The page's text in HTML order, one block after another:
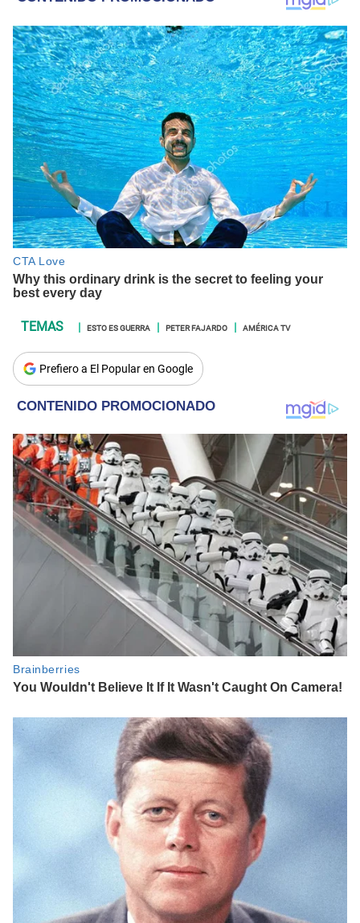
ESTO ES GUERRA PETER FAJARDO AMÉRICA TV
Prefiero a El Popular en Google